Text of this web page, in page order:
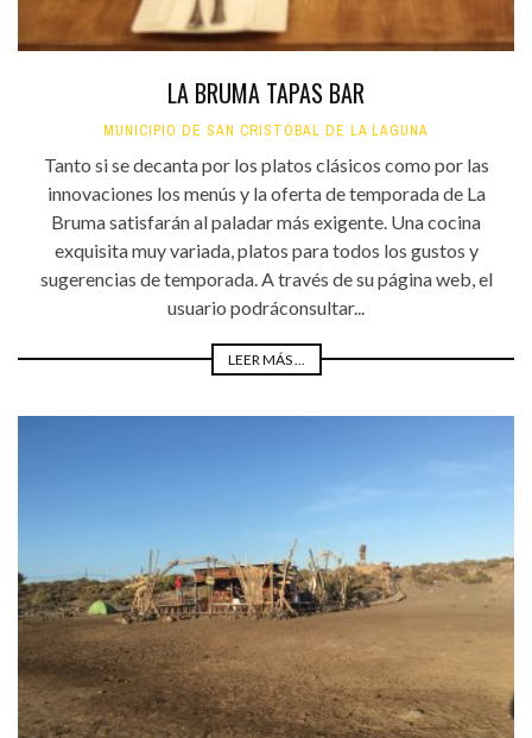
LA BRUMA TAPAS BAR
MUNICIPIO DE SAN CRISTÓBAL DE LA LAGUNA
Tanto si se decanta por los platos clásicos como por las
innovaciones los menús y la oferta de temporada de La
Bruma satisfarán al paladar más exigente. Una cocina
exquisita muy variada, platos para todos los gustos y
sugerencias de temporada. A través de su página web, el
usuario podráconsultar...
LEER MÁS ...